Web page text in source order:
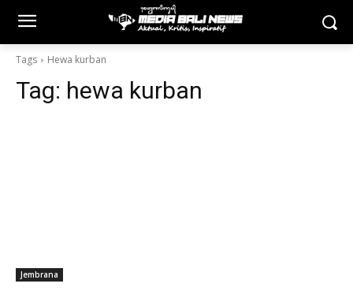
Tags Hewa kurban
Tag: hewa kurban
Jembrana